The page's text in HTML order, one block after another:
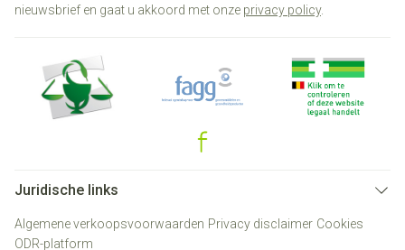
nieuwsbrief en gaat u akkoord met onze privacy policy.
Juridische links
Algemene verkoopsvoorwaarden Privacy disclaimer Cookies
ODR-platform